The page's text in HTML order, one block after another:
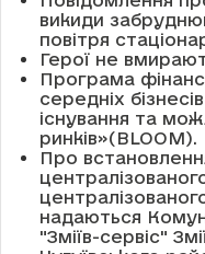
викиди
повітря
Герої не
Програма
середніх
існування та
ринків»(BLOOM).
Про
надаються
"Зміїв-сервіс"